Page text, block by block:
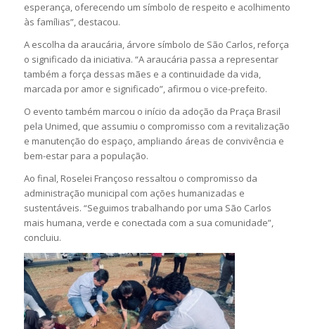
esperança, oferecendo um símbolo de respeito e acolhimento
às famílias”, destacou.
A escolha da araucária, árvore símbolo de São Carlos, reforça
o significado da iniciativa. “A araucária passa a representar
também a força dessas mães e a continuidade da vida,
marcada por amor e significado”, afirmou o vice-prefeito.
O evento também marcou o início da adoção da Praça Brasil
pela Unimed, que assumiu o compromisso com a revitalização
e manutenção do espaço, ampliando áreas de convivência e
bem-estar para a população.
Ao final, Roselei Françoso ressaltou o compromisso da
administração municipal com ações humanizadas e
sustentáveis. “Seguimos trabalhando por uma São Carlos
mais humana, verde e conectada com a sua comunidade”,
concluiu.